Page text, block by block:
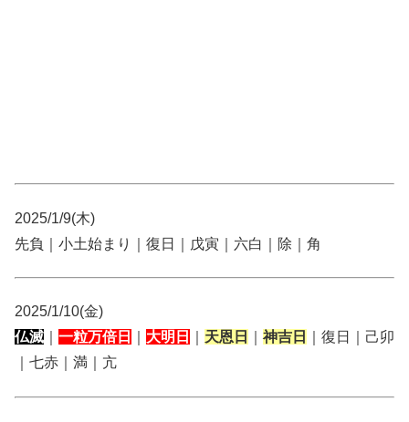
2025/1/9(木)
先負｜小土始まり｜復日｜戊寅｜六白｜除｜角
2025/1/10(金)
仏滅
一粒万倍日 大明日 天恩日 神吉日
｜復日｜己卯
｜七赤｜満｜亢